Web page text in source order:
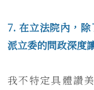
7. 在立法院內，
派立委的問政深度
我不特定具體讚